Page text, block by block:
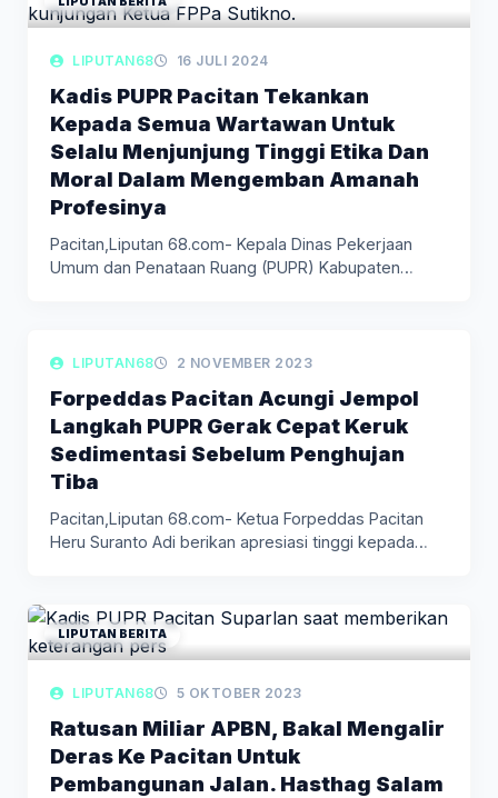
LIPUTAN68 16 JULI 2024
Kadis PUPR Pacitan Tekankan
Kepada Semua Wartawan Untuk
Selalu Menjunjung Tinggi Etika Dan
Moral Dalam Mengemban Amanah
Profesinya
Pacitan,Liputan 68.com- Kepala Dinas Pekerjaan
Umum dan Penataan Ruang (PUPR) Kabupaten
LIPUTAN BERITA
LIPUTAN68 2 NOVEMBER 2023
Forpeddas Pacitan Acungi Jempol
Langkah PUPR Gerak Cepat Keruk
Sedimentasi Sebelum Penghujan
Tiba
Pacitan,Liputan 68.com- Ketua Forpeddas Pacitan
Heru Suranto Adi berikan apresiasi tinggi kepada…
LIPUTAN BERITA
LIPUTAN68 5 OKTOBER 2023
Ratusan Miliar APBN, Bakal Mengalir
Deras Ke Pacitan Untuk
Pembangunan Jalan. Hasthag Salam